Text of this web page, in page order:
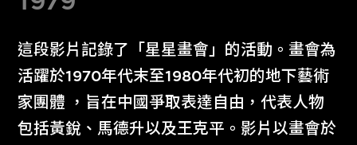
這段影片記錄了「星星畫會」的活動。畫會為
活躍於1970年代末至1980年代初的地下藝術
家團體 ，旨在中國爭取表達自由，代表人物
包括黃銳、馬德升以及王克平。影片以畫會於